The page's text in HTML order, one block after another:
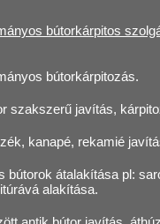
bútorkárpitos
bútorkárpitozás.
szakszerű javítás,
kanapé, rekamié
bútorok átalakítása pl:
alakítása.